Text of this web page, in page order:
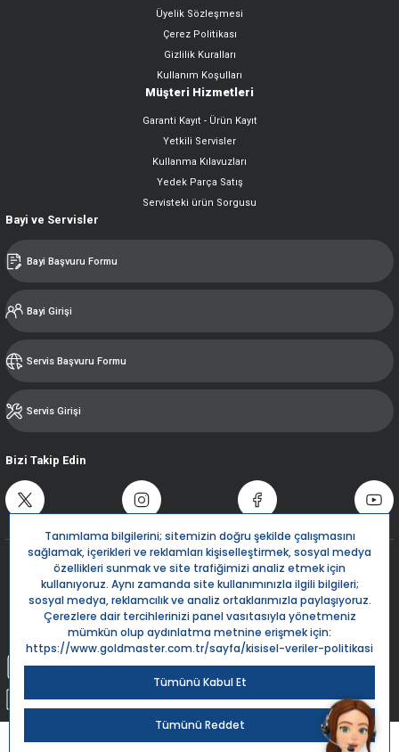
Üyelik Sözleşmesi
Çerez Politikası
Gizlilik Kuralları
Kullanım Koşulları
Müşteri Hizmetleri
Garanti Kayıt - Ürün Kayıt
Yetkili Servisler
Kullanma Kılavuzları
Yedek Parça Satış
Servisteki ürün Sorgusu
Bayi ve Servisler
Bayi Başvuru Formu
Bayi Girişi
Servis Başvuru Formu
Servis Girişi
Bizi Takip Edin
Destek Hattı
0850 532 5666
Bize Yazın
Kargom Nerede?
Goldmaster.com.tr © 2024 - Tüm hakları saklıdır.
Live Support